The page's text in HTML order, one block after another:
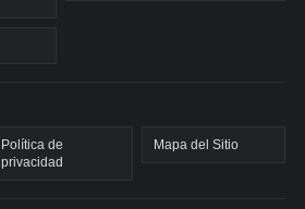
Política de
privacidad
Mapa del Sitio